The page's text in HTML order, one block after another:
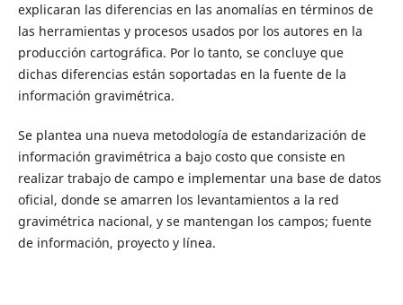
explicaran las diferencias en las anomalías en términos de
las herramientas y procesos usados por los autores en la
producción cartográfica. Por lo tanto, se concluye que
dichas diferencias están soportadas en la fuente de la
información gravimétrica.
Se plantea una nueva metodología de estandarización de
información gravimétrica a bajo costo que consiste en
realizar trabajo de campo e implementar una base de datos
oficial, donde se amarren los levantamientos a la red
gravimétrica nacional, y se mantengan los campos; fuente
de información, proyecto y línea.